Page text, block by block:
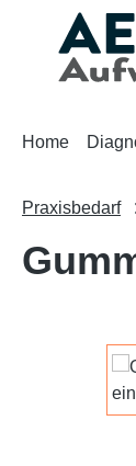
Hauptinhalt
Zur Suche
Zur
Home
Praxisbedarf
Bildergalerie